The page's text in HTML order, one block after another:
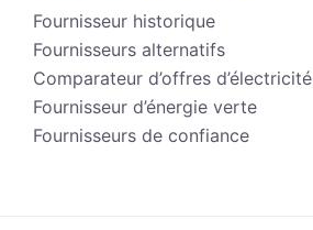
Fournisseur historique
Fournisseurs alternatifs
Comparateur d’offres d’électricité
Fournisseur d’énergie verte
Fournisseurs de confiance